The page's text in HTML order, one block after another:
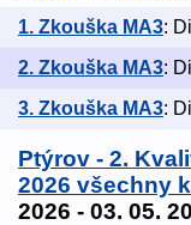
1. Zkouška MA3:
2. Zkouška MA3:
3. Zkouška MA3:
Ptýrov - 2.
2026 všechny
2026 - 03. 05.